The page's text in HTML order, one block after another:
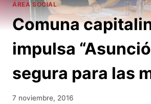
ÁREA SOCIAL
Comuna
impulsa
segura para las
7 noviembre, 2016